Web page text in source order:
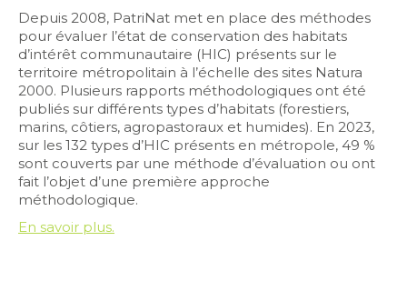
Depuis 2008, PatriNat met en place des méthodes
pour évaluer l’état de conservation des habitats
d’intérêt communautaire (HIC) présents sur le
territoire métropolitain à l’échelle des sites Natura
2000. Plusieurs rapports méthodologiques ont été
publiés sur différents types d’habitats (forestiers,
marins, côtiers, agropastoraux et humides). En 2023,
sur les 132 types d’HIC présents en métropole, 49 %
sont couverts par une méthode d’évaluation ou ont
fait l’objet d’une première approche
méthodologique.
En savoir plus.